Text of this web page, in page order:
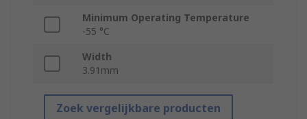
Minimum Operating Temperature
-55 °C
Width
3.91mm
Zoek vergelijkbare producten